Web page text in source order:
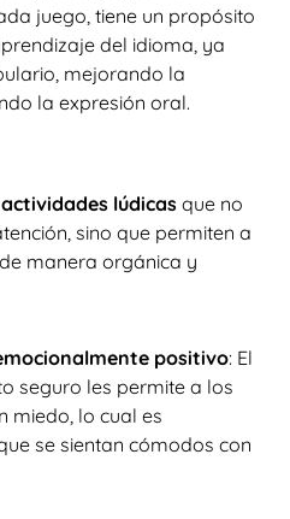
juego, tiene un propósito
del idioma, ya
mejorando la
la expresión oral.
lúdicas que no
sino que permiten a
manera orgánica y
positivo: El
seguro les permite a los
miedo, lo cual es
se sientan cómodos con